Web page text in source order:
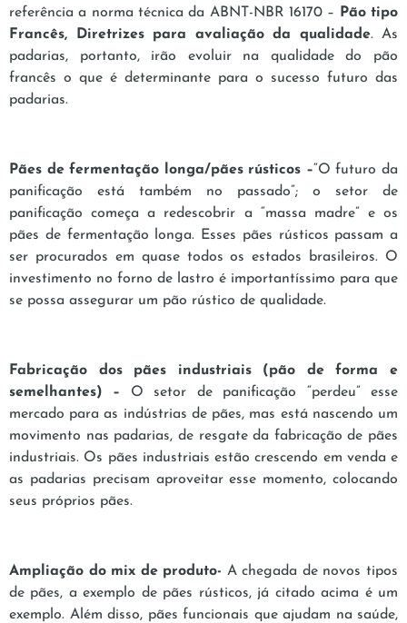
referência a norma técnica da ABNT-NBR 16170 – Pão tipo
Francês, Diretrizes para avaliação da qualidade. As
padarias, portanto, irão evoluir na qualidade do pão
francês o que é determinante para o sucesso futuro das
padarias.
Pães de fermentação longa/pães rústicos –“O futuro da
panificação está também no passado”; o setor de
panificação começa a redescobrir a “massa madre” e os
pães de fermentação longa. Esses pães rústicos passam a
ser procurados em quase todos os estados brasileiros. O
investimento no forno de lastro é importantíssimo para que
se possa assegurar um pão rústico de qualidade.
Fabricação dos pães industriais (pão de forma e
semelhantes) – O setor de panificação “perdeu” esse
mercado para as indústrias de pães, mas está nascendo um
movimento nas padarias, de resgate da fabricação de pães
industriais. Os pães industriais estão crescendo em venda e
as padarias precisam aproveitar esse momento, colocando
seus próprios pães.
Ampliação do mix de produto- A chegada de novos tipos
de pães, a exemplo de pães rústicos, já citado acima é um
exemplo. Além disso, pães funcionais que ajudam na saúde,